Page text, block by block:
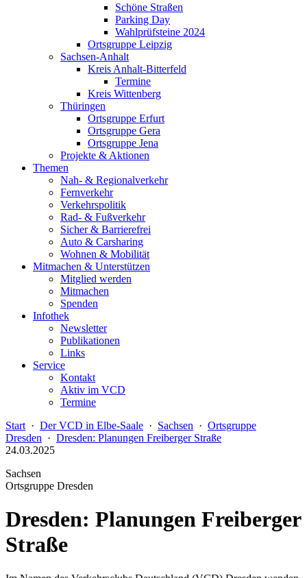
Schöne Straßen
Parking Day
Wahlprüfsteine 2024
Ortsgruppe Leipzig
Sachsen-Anhalt
Kreis Anhalt-Bitterfeld
Termine
Kreis Wittenberg
Thüringen
Ortsgruppe Erfurt
Ortsgruppe Gera
Ortsgruppe Jena
Projekte & Aktionen
Themen
Nah- & Regionalverkehr
Fernverkehr
Verkehrspolitik
Rad- & Fußverkehr
Sicher & Barrierefrei
Auto & Carsharing
Wohnen & Mobilität
Mitmachen & Unterstützen
Mitglied werden
Mitmachen
Spenden
Infothek
Newsletter
Publikationen
Links
Service
Kontakt
Aktiv im VCD
Termine
Start · Der VCD in Elbe-Saale · Sachsen · Ortsgruppe
Dresden · Dresden: Planungen Freiberger Straße
24.03.2025
Sachsen
Ortsgruppe Dresden
Dresden: Planungen Freiberger
Straße